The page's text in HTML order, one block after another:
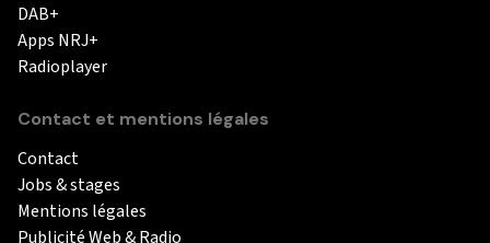
DAB+
Apps NRJ+
Radioplayer
Contact et mentions légales
Contact
Jobs & stages
Mentions légales
Publicité Web & Radio